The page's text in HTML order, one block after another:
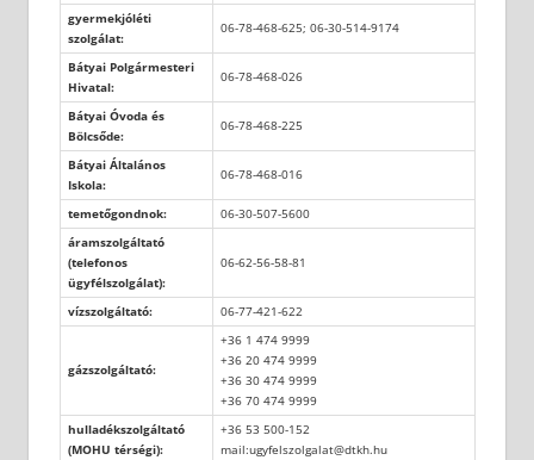
gyermekjóléti
szolgálat:
06-78-468-625; 06-30-514-9174
Bátyai Polgármesteri
Hivatal:
06-78-468-026
Bátyai Óvoda és
Bölcsőde:
06-78-468-225
Bátyai Általános
Iskola:
06-78-468-016
temetőgondnok:
06-30-507-5600
áramszolgáltató
(telefonos
ügyfélszolgálat):
06-62-56-58-81
vízszolgáltató: 06-77-421-622
gázszolgáltató:
+36 1 474 9999
+36 20 474 9999
+36 30 474 9999
+36 70 474 9999
hulladékszolgáltató
(MOHU térségi):
+36 53 500-152
mail:ugyfelszolgalat@dtkh.hu